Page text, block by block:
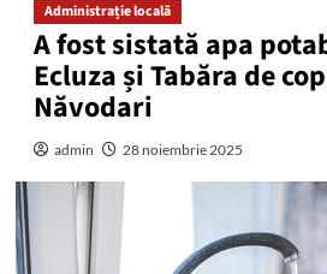
Administrație locală
A fost sistată apa
Ecluza și Tabăra de
Năvodari
admin 28 noiembrie 2025